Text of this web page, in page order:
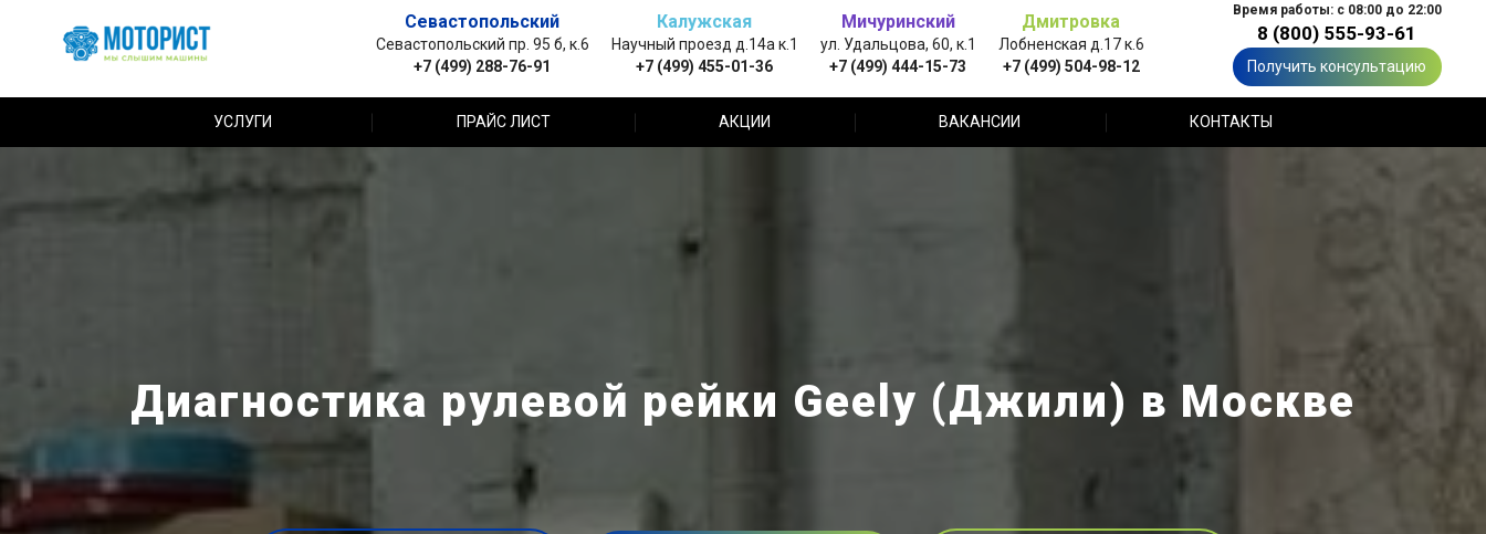
Севастопольский
Севастопольский пр. 95 б, к.6
+7 (499) 288-76-91
Калужская
Научный проезд д.14а к.1
+7 (499) 455-01-36
Мичуринский
ул. Удальцова, 60, к.1
+7 (499) 444-15-73
Дмитровка
Лобненская д.17 к.6
+7 (499) 504-98-12
Время работы: с 08:00 до 22:00
8 (800) 555-93-61
Получить консультацию
УСЛУГИ ПРАЙС ЛИСТ АКЦИИ ВАКАНСИИ КОНТАКТЫ
Диагностика рулевой рейки Geely (Джили) в Москве